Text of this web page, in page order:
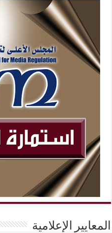
المعايير الإعلامية